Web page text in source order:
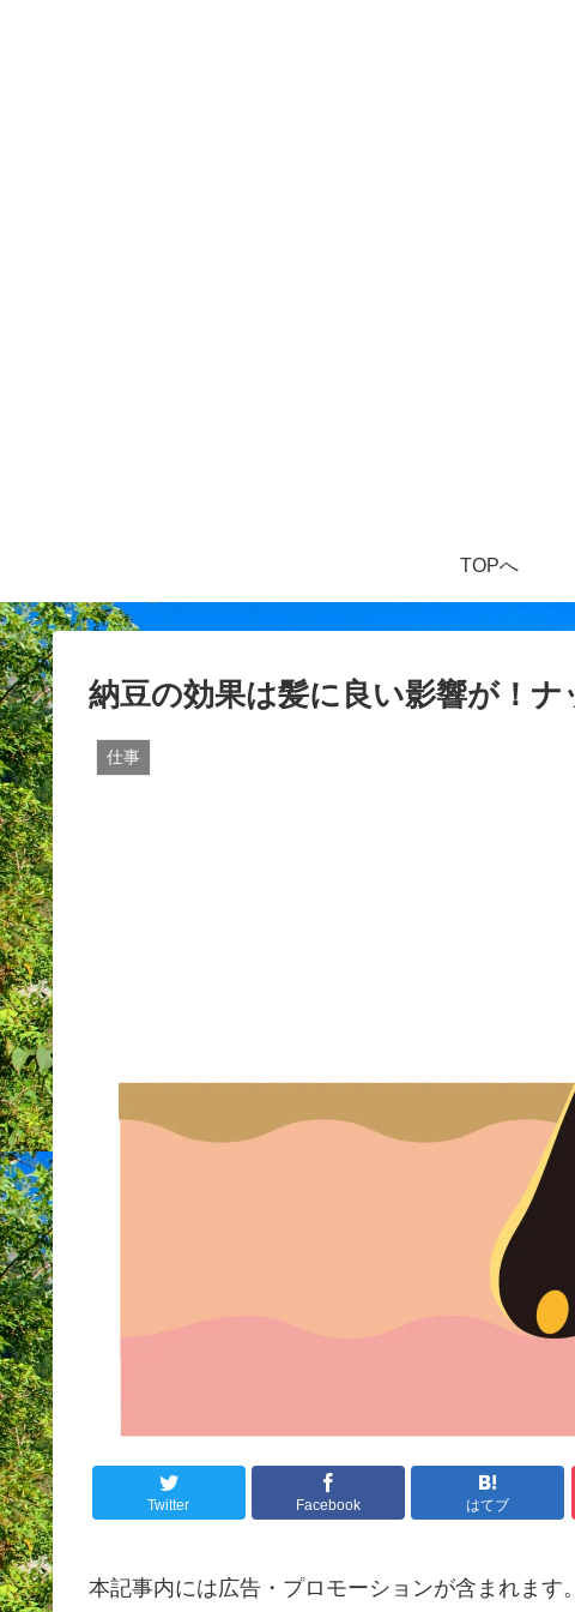
TOPへ
納豆の効果は髪に良い影響が！
仕事
Twitter Facebook はてブ
本記事内には広告・プロモーションが含まれます。